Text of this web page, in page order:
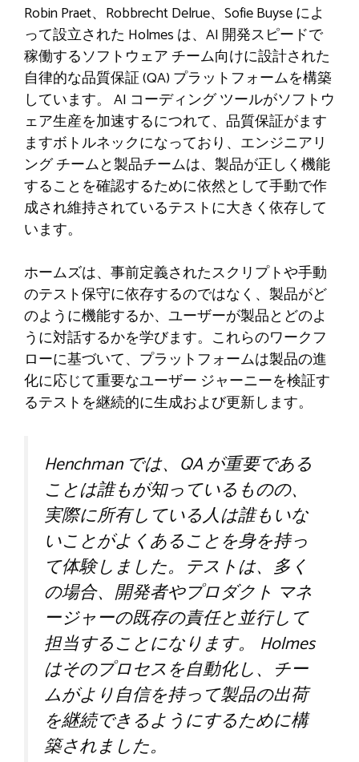
Robin Praet、Robbrecht Delrue、Sofie Buyse によ
って設立された Holmes は、AI 開発スピードで
稼働するソフトウェア チーム向けに設計された
自律的な品質保証 (QA) プラットフォームを構築
しています。 AI コーディング ツールがソフトウ
ェア生産を加速するにつれて、品質保証がます
ますボトルネックになっており、エンジニアリ
ング チームと製品チームは、製品が正しく機能
することを確認するために依然として手動で作
成され維持されているテストに大きく依存して
います。
ホームズは、事前定義されたスクリプトや手動
のテスト保守に依存するのではなく、製品がど
のように機能するか、ユーザーが製品とどのよ
うに対話するかを学びます。これらのワークフ
ローに基づいて、プラットフォームは製品の進
化に応じて重要なユーザー ジャーニーを検証す
るテストを継続的に生成および更新します。
Henchman では、QA が重要である
ことは誰もが知っているものの、
実際に所有している人は誰もいな
いことがよくあることを身を持っ
て体験しました。テストは、多く
の場合、開発者やプロダクト マネ
ージャーの既存の責任と並行して
担当することになります。 Holmes
はそのプロセスを自動化し、チー
ムがより自信を持って製品の出荷
を継続できるようにするために構
築されました。